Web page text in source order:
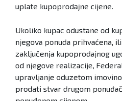
uplate kupoprodajne cijene.
Ukoliko kupac odustane od
njegova ponuda prihvaćena,
zaključenja kupoprodajnog
od njegove realizacije,
upravljanje oduzetom
prodati stvar drugom